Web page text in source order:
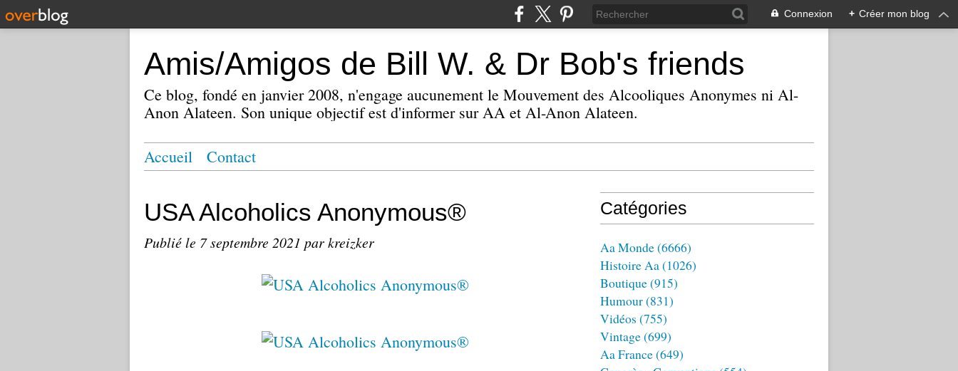
Connexion + Créer mon blog
Amis/Amigos de Bill W. & Dr Bob's friends
Ce blog, fondé en janvier 2008, n'engage aucunement le Mouvement des Alcooliques Anonymes ni Al-
Anon Alateen. Son unique objectif est d'informer sur AA et Al-Anon Alateen.
Accueil Contact
USA Alcoholics Anonymous®
Publié le 7 septembre 2021 par kreizker
Catégories
Aa Monde(6666)
Histoire Aa(1026)
Boutique(915)
Humour(831)
Vidéos (755)
Vintage(699)
Aa France(649)